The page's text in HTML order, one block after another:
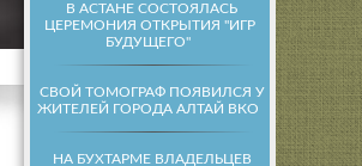
В АСТАНЕ СОСТОЯЛАСЬ
ЦЕРЕМОНИЯ ОТКРЫТИЯ "ИГР
БУДУЩЕГО"
СВОЙ ТОМОГРАФ ПОЯВИЛСЯ У
ЖИТЕЛЕЙ ГОРОДА АЛТАЙ ВКО
НА БУХТАРМЕ ВЛАДЕЛЬЦЕВ